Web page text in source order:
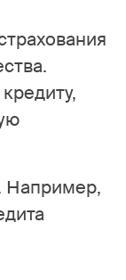
Например,